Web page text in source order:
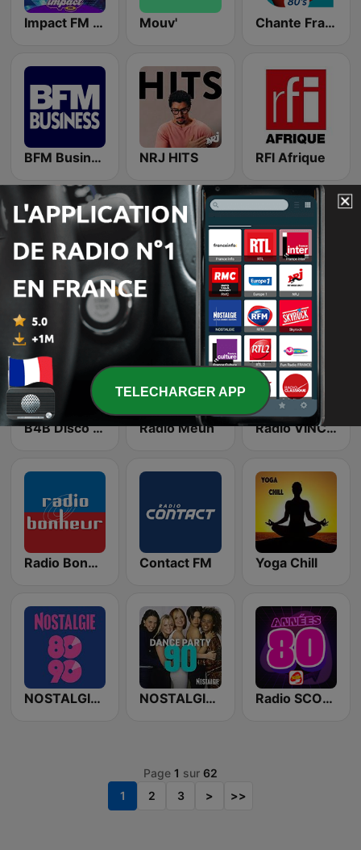
Impact FM - Disco Funk Mouv' Chante France 80's
BFM Business 100.8 FM NRJ HITS RFI Afrique
FM 80 FUNKY MUSIC NOSTALGIE LEGENDES
B4B Disco Funk Radio Meuh Radio VINCI Autoroutes
Radio Bonheur Contact FM Yoga Chill
NOSTALGIE 80 90 NOSTALGIE DANCE PARTY 90 Radio SCOOP - Années 80
Page 1 sur 62
1
2 3 > >>
TELECHARGER APP